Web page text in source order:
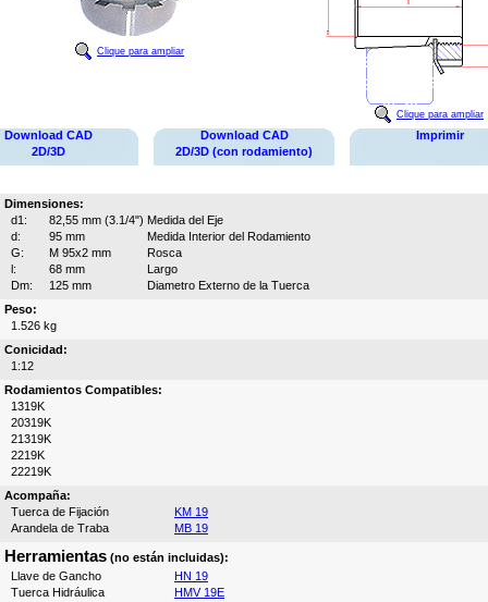
Clique para ampliar
Clique para ampliar
Download CAD
2D/3D
Download CAD
2D/3D (con rodamiento)
Imprimir
Dimensiones:
d1:
82,55 mm (3.1/4") Medida del Eje
d:
95 mm
Medida Interior del Rodamiento
G:
M 95x2 mm
Rosca
l:
68 mm
Largo
Dm:
125 mm
Diametro Externo de la Tuerca
Peso:
1.526 kg
Conicidad:
1:12
Rodamientos Compatibles:
1319K
20319K
21319K
2219K
22219K
Acompaña:
Tuerca de Fijación
KM 19
Arandela de Traba
MB 19
Herramientas (no están incluidas):
Llave de Gancho
HN 19
Tuerca Hidráulica
HMV 19E